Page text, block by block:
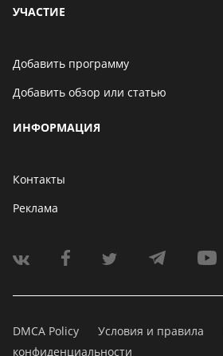
УЧАСТИЕ
Добавить программу
Добавить обзор или статью
ИНФОРМАЦИЯ
Контакты
Реклама
DMCA Policy Условия и правила
конфиденциальности